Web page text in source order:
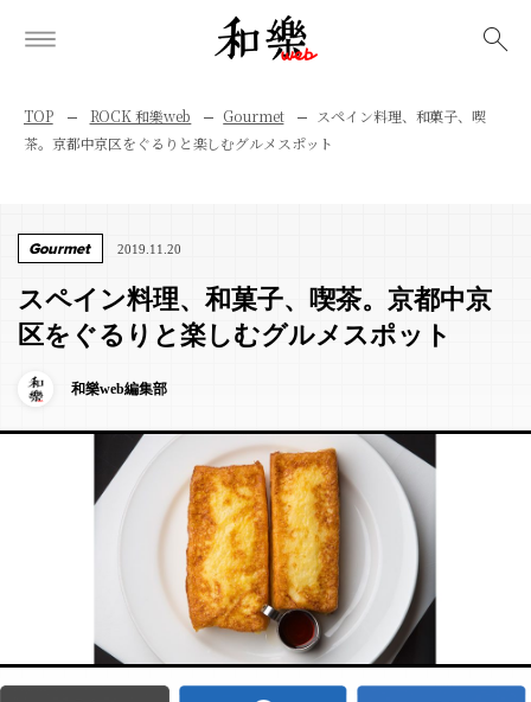
TOP ROCK 和樂web Gourmet
スペイン料理、和菓子、喫
茶。京都中京区をぐるりと楽しむグルメスポット
Gourmet 2019.11.20
スペイン料理、和菓子、喫茶。京都中京
区をぐるりと楽しむグルメスポット
和樂web編集部